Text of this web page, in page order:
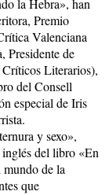
la Hebra», han
Premio
Valenciana
Presidente de
Literarios),
del Consell
especial de Iris
y sexo»,
del libro «En
mundo de la
que